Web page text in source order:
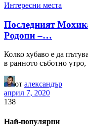
Интересни места
Последният
Родопи –…
Колко хубаво е да
в ранното съботно
от александър
април 7, 2020
138
Най-популярни